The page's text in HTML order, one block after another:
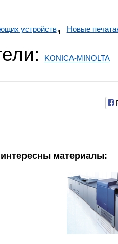
устройств, Новые
KONICA-MINOLTA
материалы: